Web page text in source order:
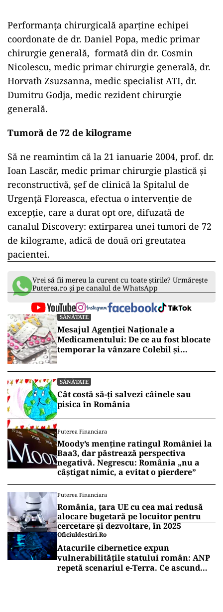
Performanța chirurgicală aparține echipei
coordonate de dr. Daniel Popa, medic primar
chirurgie generală, formată din dr. Cosmin
Nicolescu, medic primar chirurgie generală, dr.
Horvath Zsuzsanna, medic specialist ATI, dr.
Dumitru Godja, medic rezident chirurgie
generală.
Tumoră de 72 de kilograme
Să ne reamintim că la 21 ianuarie 2004, prof. dr.
Ioan Lascăr, medic primar chirurgie plastică și
reconstructivă, șef de clinică la Spitalul de
Urgență Floreasca, efectua o intervenție de
excepție, care a durat opt ore, difuzată de
canalul Discovery: extirparea unei tumori de 72
de kilograme, adică de două ori greutatea
pacientei.
Vrei să fii mereu la curent cu toate știrile? Urmărește
Puterea.ro și pe canalul de WhatsApp
SĂNĂTATE
Mesajul Agenției Naționale a
Medicamentului: De ce au fost blocate
temporar la vânzare Colebil și
SĂNĂTATE
Cât costă să-ți salvezi câinele sau
pisica în România
Puterea Financiara
Moody’s menține ratingul României la
Baa3, dar păstrează perspectiva
negativă. Negrescu: România „nu a
câștigat nimic, a evitat o pierdere”
Puterea Financiara
România, țara UE cu cea mai redusă
alocare bugetară pe locuitor pentru
cercetare și dezvoltare, în 2025
Oficiuldestiri.ro
Atacurile cibernetice expun
vulnerabilitățile statului român: ANP
repetă scenariul e‑Terra. Ce ascund